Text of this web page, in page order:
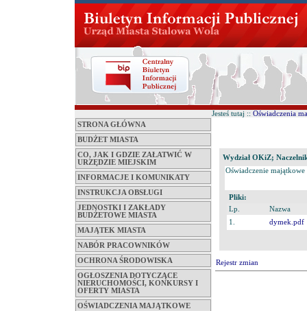
STRONA GŁÓWNA
BUDŻET MIASTA
CO, JAK I GDZIE ZAŁATWIĆ W
URZĘDZIE MIEJSKIM
INFORMACJE I KOMUNIKATY
INSTRUKCJA OBSŁUGI
JEDNOSTKI I ZAKŁADY
BUDŻETOWE MIASTA
MAJĄTEK MIASTA
NABÓR PRACOWNIKÓW
OCHRONA ŚRODOWISKA
OGŁOSZENIA DOTYCZĄCE
NIERUCHOMOŚCI, KONKURSY I
OFERTY MIASTA
OŚWIADCZENIA MAJĄTKOWE
Jesteś tutaj :: Oświadczenia
Wydział OKiZ;
Oświadczenie
Pliki:
Lp.
Nazwa
1.
dymek.pdf
Rejestr zmian